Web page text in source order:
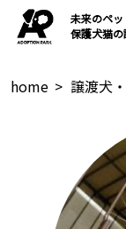
未来のペ
保護犬猫の
home > 譲渡犬